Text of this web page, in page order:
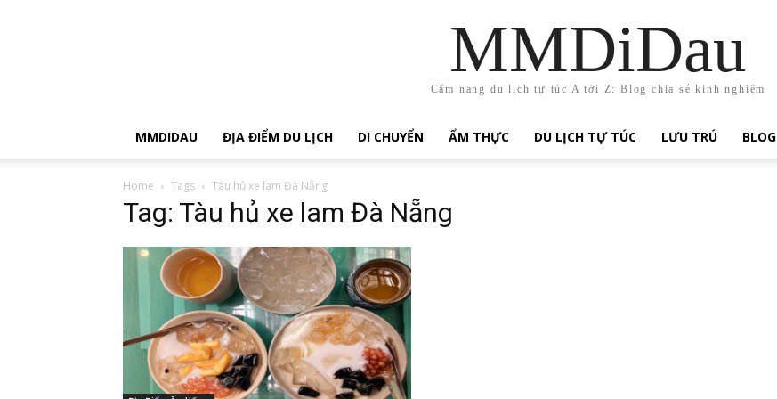
MMDiDau
Cẩm nang du lịch tự túc A tới Z: Blog chia sẻ kinh nghiệm
MMDIDAU ĐỊA ĐIỂM DU LỊCH DI CHUYỂN ẨM THỰC DU LỊCH TỰ TÚC LƯU TRÚ BLOG
Home Tags Tàu hủ xe lam Đà Nẵng
Tag: Tàu hủ xe lam Đà Nẵng